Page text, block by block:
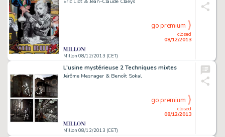
Millon 08/12/2013 (CET)
closed
08/12/2013
go premium
L'usine mystérieuse 2 Techniques mixtes
Jérôme Mesnager & Benoît Sokal
Millon 08/12/2013 (CET)
closed
08/12/2013
go premium